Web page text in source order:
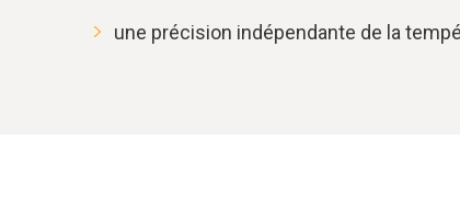
une précision indépendante de la